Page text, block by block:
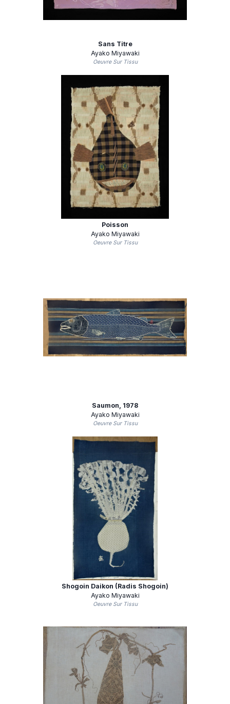
Sans Titre
Ayako Miyawaki
Oeuvre Sur Tissu
Poisson
Ayako Miyawaki
Oeuvre Sur Tissu
Saumon, 1978
Ayako Miyawaki
Oeuvre Sur Tissu
Shogoin Daikon (Radis Shogoin)
Ayako Miyawaki
Oeuvre Sur Tissu